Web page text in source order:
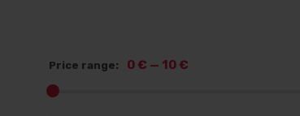
Price range: 0 € — 10 €